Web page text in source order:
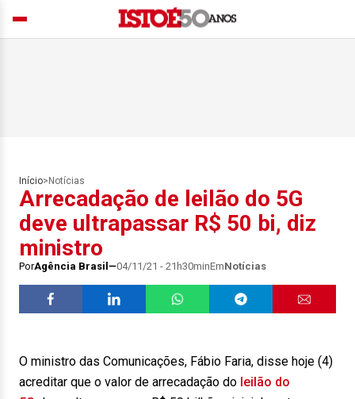
Início> Notícias
Arrecadação de leilão do 5G
deve ultrapassar R$ 50 bi, diz
ministro
PorAgência Brasil 04/11/21 - 21h30minEmNotícias
O ministro das Comunicações, Fábio Faria, disse hoje (4)
acreditar que o valor de arrecadação do leilão do